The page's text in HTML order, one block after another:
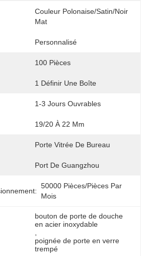
Couleur Polonaise/satin/noir
Mat
Personnalisé
100 Pièces
1 Définir Une Boîte
1-3 Jours Ouvrables
19/20 À 22 Mm
Porte Vitrée De Bureau
Port De Guangzhou
50000 Pièces/pièces Par
Mois
bouton de porte de douche
en acier inoxydable
poignée de porte en verre
trempé